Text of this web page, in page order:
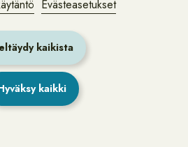
tai kysy meiltä kysymys
Evästeasetukset
kaikista
kaikki